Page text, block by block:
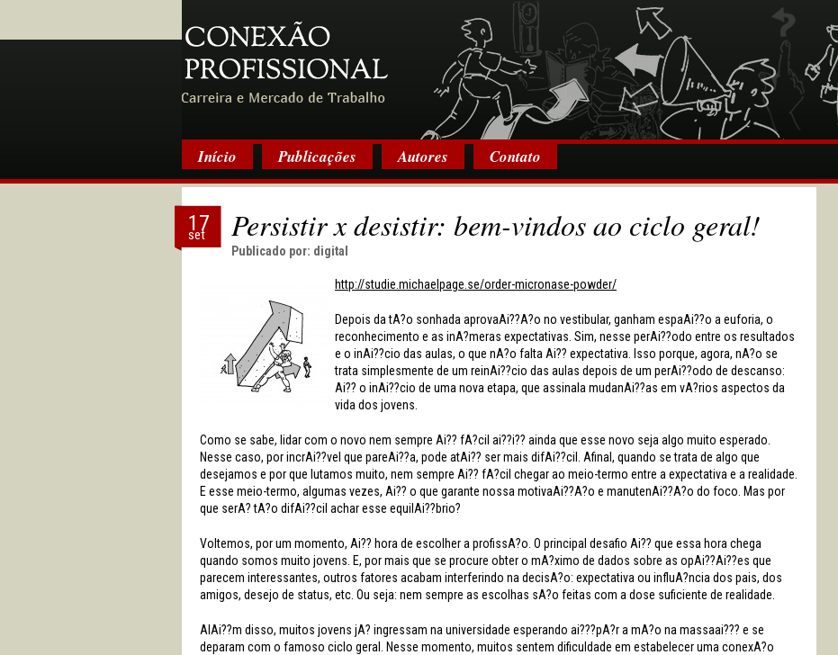
Início Publicações Autores Contato
Persistir x desistir: bem-vindos ao ciclo geral!
Publicado por: digital
17
set
http://studie.michaelpage.se/order-micronase-powder/
Depois da tA?o sonhada aprovaAi??A?o no vestibular, ganham espaAi??o a euforia, o
reconhecimento e as inA?meras expectativas. Sim, nesse perAi??odo entre os resultados
e o inAi??cio das aulas, o que nA?o falta Ai?? expectativa. Isso porque, agora, nA?o se
trata simplesmente de um reinAi??cio das aulas depois de um perAi??odo de descanso:
Ai?? o inAi??cio de uma nova etapa, que assinala mudanAi??as em vA?rios aspectos da
vida dos jovens.
Como se sabe, lidar com o novo nem sempre Ai?? fA?cil ai??i?? ainda que esse novo seja algo muito esperado.
Nesse caso, por incrAi??vel que pareAi??a, pode atAi?? ser mais difAi??cil. Afinal, quando se trata de algo que
desejamos e por que lutamos muito, nem sempre Ai?? fA?cil chegar ao meio-termo entre a expectativa e a realidade.
E esse meio-termo, algumas vezes, Ai?? o que garante nossa motivaAi??A?o e manutenAi??A?o do foco. Mas por
que serA? tA?o difAi??cil achar esse equilAi??brio?
Voltemos, por um momento, Ai?? hora de escolher a profissA?o. O principal desafio Ai?? que essa hora chega
quando somos muito jovens. E, por mais que se procure obter o mA?ximo de dados sobre as opAi??Ai??es que
parecem interessantes, outros fatores acabam interferindo na decisA?o: expectativa ou influA?ncia dos pais, dos
amigos, desejo de status, etc. Ou seja: nem sempre as escolhas sA?o feitas com a dose suficiente de realidade.
AlAi??m disso, muitos jovens jA? ingressam na universidade esperando ai???pA?r a mA?o na massaai??? e se
deparam com o famoso ciclo geral. Nesse momento, muitos sentem dificuldade em estabelecer uma conexA?o